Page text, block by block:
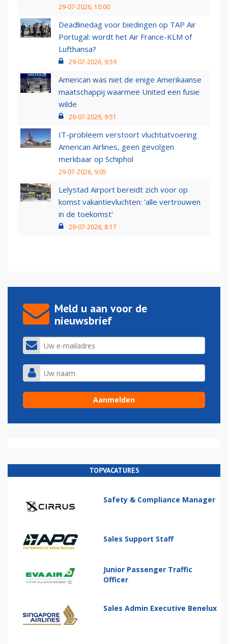
29-07-2026, 10:00
Deadlinedag voor biedingen op TAP Air
Portugal: wordt het Air France-KLM of
Lufthansa?
29-07-2026, 9:59
American was niet de enige Amerikaanse
maatschappij waarmee United een fusie
wilde
29-07-2026, 9:51
IT-probleem verstoort vluchtuitvoering
American Airlines, geen gevolgen
merkbaar op Schiphol
29-07-2026, 9:05
Lelystad Airport bereidt zich voor op
komst vakantievluchten: 'alle vertrouwen
in de toekomst'
29-07-2026, 8:17
Meld u aan voor de
nieuwsbrief
TOPVACATURES
Safety & Compliance Manager
Sales Support Staff
Junior Passenger Traffic
Officer
Sales Admin Executive Benelux